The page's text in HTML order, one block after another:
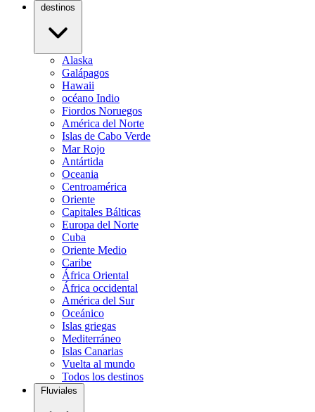
destinos
Alaska
Galápagos
Hawaii
océano Indio
Fiordos Noruegos
América del Norte
Islas de Cabo Verde
Mar Rojo
Antártida
Oceania
Centroamérica
Oriente
Capitales Bálticas
Europa del Norte
Cuba
Oriente Medio
Caribe
África Oriental
África occidental
América del Sur
Oceánico
Islas griegas
Mediterráneo
Islas Canarias
Vuelta al mundo
Todos los destinos
Fluviales